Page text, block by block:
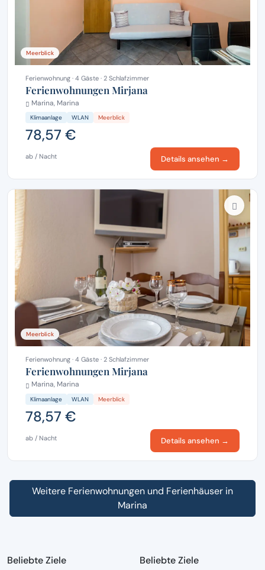
Meerblick
Ferienwohnung · 4 Gäste · 2 Schlafzimmer
Ferienwohnungen Mirjana
Marina, Marina
Klimaanlage WLAN Meerblick
78,57 €
ab / Nacht Details ansehen →
Meerblick
Ferienwohnung · 4 Gäste · 2 Schlafzimmer
Ferienwohnungen Mirjana
Marina, Marina
Klimaanlage WLAN Meerblick
78,57 €
ab / Nacht Details ansehen →
Weitere Ferienwohnungen und Ferienhäuser in
Marina
Beliebte Ziele
Beliebte Ziele